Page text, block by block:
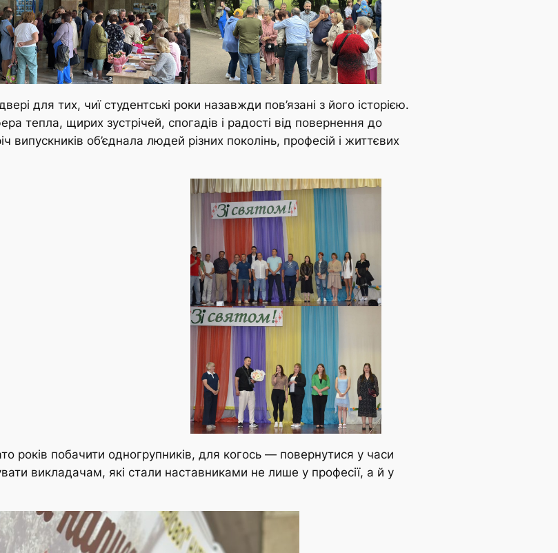
для тих, чиї студентські роки назавжди пов’язані з його історією.
тепла, щирих зустрічей, спогадів і радості від повернення до
випускників об’єднала людей різних поколінь, професій і життєвих
років побачити одногрупників, для когось — повернутися у часи
викладачам, які стали наставниками не лише у професії, а й у